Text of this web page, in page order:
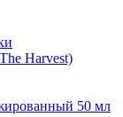
50 мл